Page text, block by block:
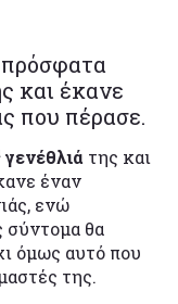
πρόσφατα
και έκανε
που πέρασε.
γενέθλιά της και
έναν
ενώ
σύντομα θα
όμως αυτό που
της.